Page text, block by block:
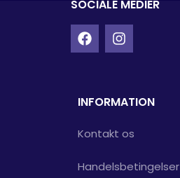
SOCIALE MEDIER
INFORMATION
Kontakt os
Handelsbetingelser